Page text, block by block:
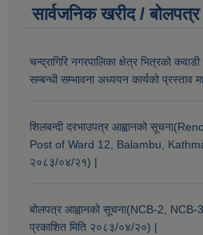
सार्वजनिक खरीद /
चन्द्रागिरि नगरपालिका क्षेत्र भित्रको
सम्बन्धी सम्भावना अध्ययन कार्यको प्रस्ताव
शिलबन्दी दरभाउपत्र आह्वानको
Post of Ward 12, Balambu,
२०८३/०४/२१) |
बोलपत्र आह्वानको सूचना(NCB-2,
प्रकाशित मिति २०८३/०४/२०) |